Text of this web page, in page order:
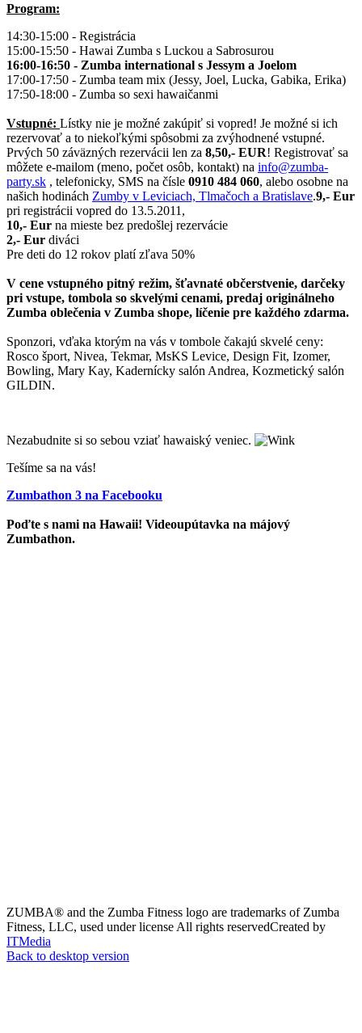
Program:
14:30-15:00 - Registrácia
15:00-15:50 - Hawai Zumba s Luckou a Sabrosurou
16:00-16:50 - Zumba international s Jessym a Joelom
17:00-17:50 - Zumba team mix (Jessy, Joel, Lucka, Gabika, Erika)
17:50-18:00 - Zumba so sexi hawaičanmi
Vstupné: Lístky nie je možné zakúpiť si vopred! Je možné si ich
rezervovať a to niekoľkými spôsobmi za zvýhodnené vstupné.
Prvých 50 záväzných rezervácii len za 8,50,- EUR! Registrovať sa
môžete e-mailom (meno, počet osôb, kontakt) na info@zumba-
party.sk , telefonicky, SMS na čísle 0910 484 060, alebo osobne na
našich hodinách Zumby v Leviciach, Tlmačoch a Bratislave.9,- Eur
pri registrácii vopred do 13.5.2011,
10,- Eur na mieste bez predošlej rezervácie
2,- Eur diváci
Pre deti do 12 rokov platí zľava 50%
V cene vstupného pitný režim, šťavnaté občerstvenie, darčeky
pri vstupe, tombola so skvelými cenami, predaj originálneho
Zumba oblečenia v Zumba shope, líčenie pre každého zdarma.
Sponzori, vďaka ktorým na vás v tombole čakajú skvelé ceny:
Rosco šport, Nivea, Tekmar, MsKS Levice, Design Fit, Izomer,
Bowling, Mary Kay, Kadernícky salón Andrea, Kozmetický salón
GILDIN.
Nezabudnite si so sebou vziať hawaiský veniec.
Tešíme sa na vás!
Zumbathon 3 na Facebooku
Poďte s nami na Hawaii! Videoupútavka na májový
Zumbathon.
ZUMBA® and the Zumba Fitness logo are trademarks of Zumba
Fitness, LLC, used under license All rights reservedCreated by
ITMedia
Back to desktop version